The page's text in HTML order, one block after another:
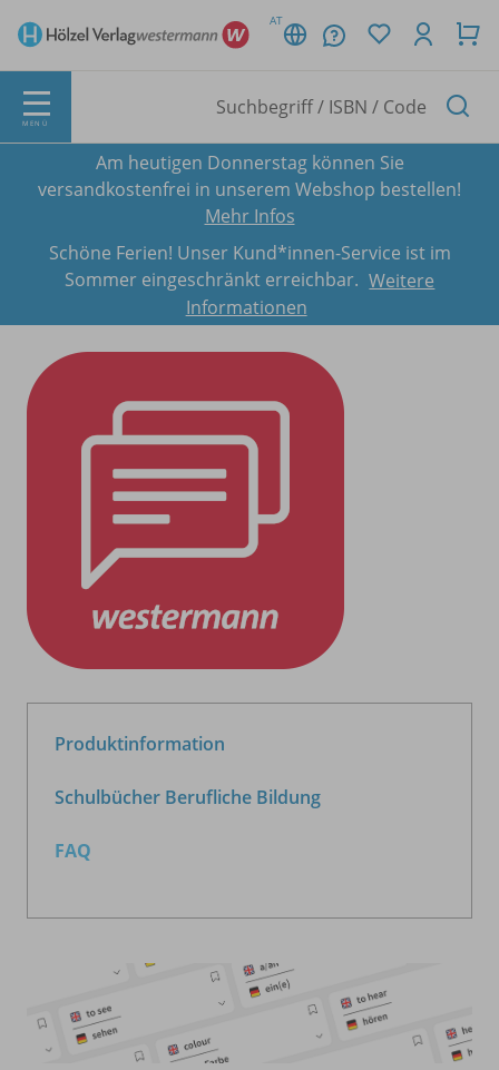
AT
MENÜ
Am heutigen Donnerstag können Sie
versandkostenfrei in unserem Webshop bestellen!
Mehr Infos
Schöne Ferien! Unser Kund*innen-Service ist im
Sommer eingeschränkt erreichbar. Weitere
Informationen
Produktinformation
Schulbücher Berufliche Bildung
FAQ